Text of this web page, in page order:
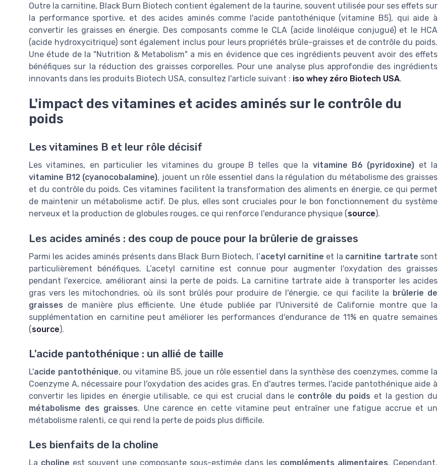
Outre la carnitine, Black Burn Biotech contient également de la taurine, souvent utilisée pour ses effets sur
la performance sportive, et des acides aminés comme l'acide pantothénique (vitamine B5), qui aide à
convertir les graisses en énergie. Des composants comme le CLA (acide linoléique conjugué) et le HCA
(acide hydroxycitrique) sont également inclus pour leurs propriétés brûle-graisses et de contrôle du poids.
Une étude de la "Nutrition & Metabolism" a mis en évidence que ces ingrédients peuvent avoir des effets
bénéfiques sur la réduction des graisses corporelles. Pour une analyse plus approfondie des ingrédients
innovants dans les produits Biotech USA, consultez l'article suivant : iso whey zéro Biotech USA.
L'impact des vitamines et acides aminés sur le contrôle du
poids
Les vitamines B et leur rôle décisif
Les vitamines, en particulier les vitamines du groupe B telles que la vitamine B6 (pyridoxine) et la
vitamine B12 (cyanocobalamine), jouent un rôle essentiel dans la régulation du métabolisme des graisses
et du contrôle du poids. Ces vitamines facilitent la transformation des aliments en énergie, ce qui permet
de maintenir un métabolisme actif. De plus, elles sont cruciales pour le bon fonctionnement du système
nerveux et la production de globules rouges, ce qui renforce l'endurance physique (source).
Les acides aminés : des coup de pouce pour la brûlerie de graisses
Parmi les acides aminés présents dans Black Burn Biotech, l’acetyl carnitine et la carnitine tartrate sont
particulièrement bénéfiques. L’acetyl carnitine est connue pour augmenter l'oxydation des graisses
pendant l'exercice, améliorant ainsi la perte de poids. La carnitine tartrate aide à transporter les acides
gras vers les mitochondries, où ils sont brûlés pour produire de l'énergie, ce qui facilite la brûlerie de
graisses de manière plus efficiente. Une étude publiée par l'Université de Californie montre que la
supplémentation en carnitine peut améliorer les performances d'endurance de 11% en quatre semaines
(source).
L'acide pantothénique : un allié de taille
L'acide pantothénique, ou vitamine B5, joue un rôle essentiel dans la synthèse des coenzymes, comme la
Coenzyme A, nécessaire pour l'oxydation des acides gras. En d'autres termes, l'acide pantothénique aide à
convertir les lipides en énergie utilisable, ce qui est crucial dans le contrôle du poids et la gestion du
métabolisme des graisses. Une carence en cette vitamine peut entraîner une fatigue accrue et un
métabolisme ralenti, ce qui rend la perte de poids plus difficile.
Les bienfaits de la choline
La choline est souvent une composante sous-estimée dans les compléments alimentaires. Cependant,